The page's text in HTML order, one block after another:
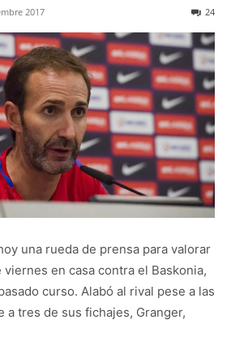
2017 24
una rueda de prensa para valorar
en casa contra el Baskonia,
curso. Alabó al rival pese a las
a tres de sus fichajes, Granger,